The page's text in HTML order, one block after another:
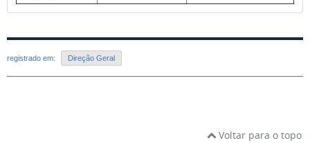
registrado em: Direção Geral
Voltar para o topo